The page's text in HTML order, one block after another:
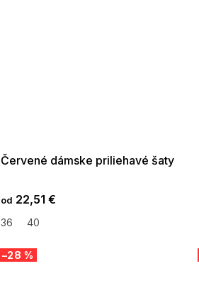
Červené dámske priliehavé šaty
od 22,51 €
36 40
–28 %